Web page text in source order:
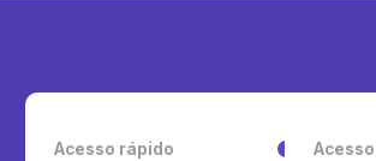
Acesso rápido